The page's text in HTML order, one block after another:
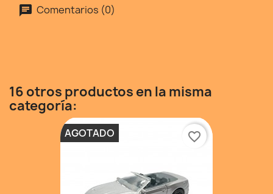
Comentarios (0)
16 otros productos en la misma
categoría:
AGOTADO favorite_border